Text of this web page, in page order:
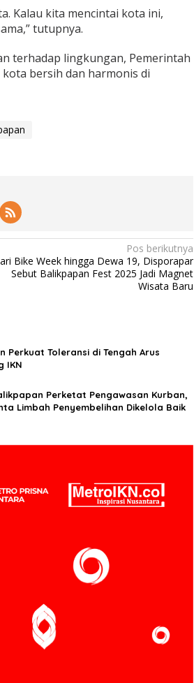
Kalau kita mencintai kota ini,
tutupnya.
terhadap lingkungan, Pemerintah
bersih dan harmonis di
Pos berikutnya
Bike Week hingga Dewa 19, Disporapar
Sebut Balikpapan Fest 2025 Jadi Magnet
Wisata Baru
Perkuat Toleransi di Tengah Arus
IKN
Perketat Pengawasan Kurban,
Limbah Penyembelihan Dikelola Baik